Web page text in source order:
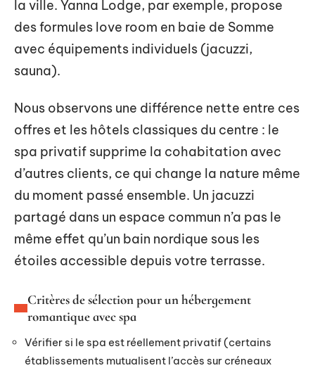
la ville. Yanna Lodge, par exemple, propose
des formules love room en baie de Somme
avec équipements individuels (jacuzzi,
sauna).
Nous observons une différence nette entre ces
offres et les hôtels classiques du centre : le
spa privatif supprime la cohabitation avec
d’autres clients, ce qui change la nature même
du moment passé ensemble. Un jacuzzi
partagé dans un espace commun n’a pas le
même effet qu’un bain nordique sous les
étoiles accessible depuis votre terrasse.
Critères de sélection pour un hébergement
romantique avec spa
Vérifier si le spa est réellement privatif (certains
établissements mutualisent l’accès sur créneaux